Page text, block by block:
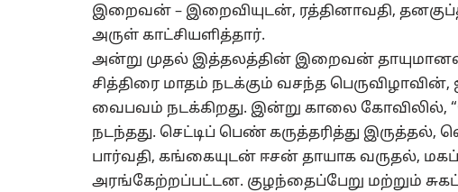
இறைவன் – இறைவியுடன், ரத்தினாவதி,
அருள் காட்சியளித்தார்.
அன்று முதல் இத்தலத்தின் இறைவன்
சித்திரை மாதம் நடக்கும் வசந்த
வைபவம் நடக்கிறது. இன்று காலை கோவிலில்,
நடந்தது. செட்டிப் பெண் கருத்தரித்து
பார்வதி, கங்கையுடன் ஈசன் தாயாக வருதல்,
அரங்கேற்றப்பட்டன. குழந்தைப்பேறு மற்றும்